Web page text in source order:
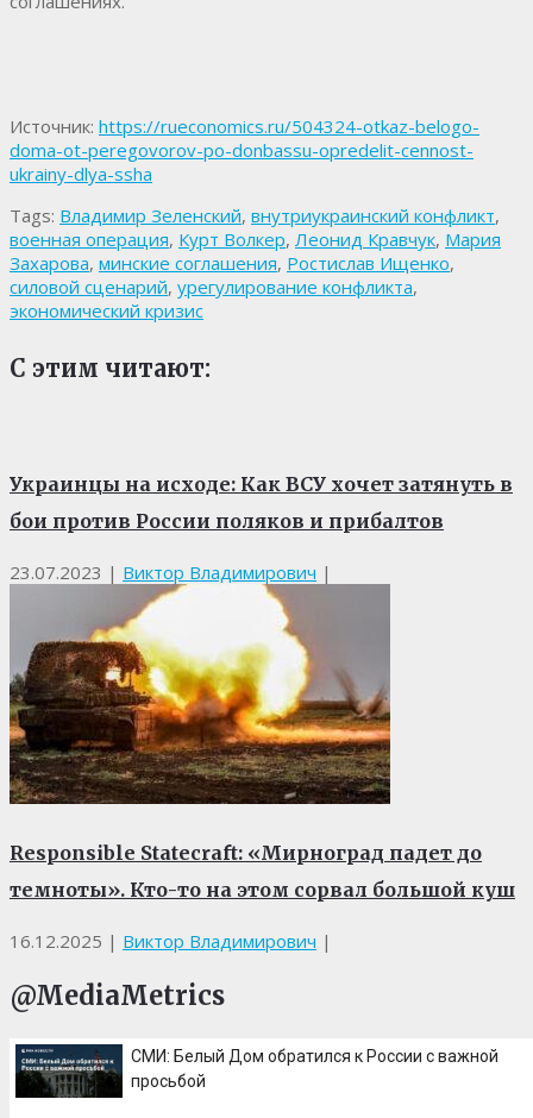
Источник: https://rueconomics.ru/504324-otkaz-belogo-
doma-ot-peregovorov-po-donbassu-opredelit-cennost-
ukrainy-dlya-ssha
Tags: Владимир Зеленский, внутриукраинский конфликт,
военная операция, Курт Волкер, Леонид Кравчук, Мария
Захарова, минские соглашения, Ростислав Ищенко,
силовой сценарий, урегулирование конфликта,
экономический кризис
С этим читают:
Украинцы на исходе: Как ВСУ хочет затянуть в
бои против России поляков и прибалтов
23.07.2023 | Виктор Владимирович |
Responsible Statecraft: «Мирноград падет до
темноты». Кто-то на этом сорвал большой куш
16.12.2025 | Виктор Владимирович |
@MediaMetrics
СМИ: Белый Дом обратился к России с важной
просьбой